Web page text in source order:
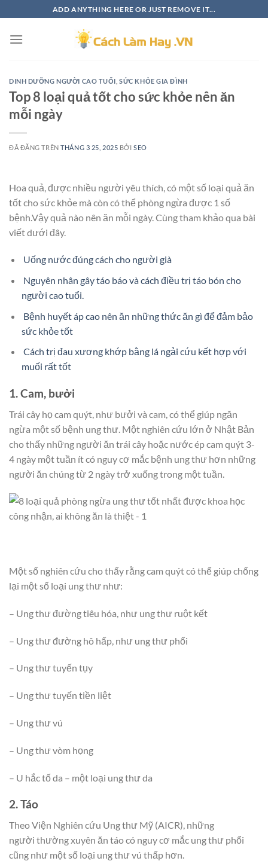
nội
ADD ANYTHING HERE OR JUST REMOVE IT...
DINH DƯỠNG NGƯỜI CAO TUỔI ,SỨC KHỎE GIA ĐÌNH
Top 8 loại quả tốt cho sức khỏe nên ăn
mỗi ngày
ĐÃ ĐĂNG TRÊNTHÁNG 3 25, 2025 BỞISEO
Hoa quả, được nhiều người yêu thích, có một số loại quả ăn
tốt cho sức khỏe mà còn có thể phòng ngừa được 1 số
bệnh.Vậy quả nào nên ăn mỗi ngày. Cùng tham khảo qua bài
viết dưới đây.
Uống nước đúng cách cho người già
Nguyên nhân gây táo báo và cách điều trị táo bón cho
người cao tuổi.
Bệnh huyết áp cao nên ăn những thức ăn gì để đảm bảo
sức khỏe tốt
Cách trị đau xương khớp bằng lá ngải cứu kết hợp với
muối rất tốt
1. Cam, bưởi
Trái cây họ cam quýt, như bưởi và cam, có thể giúp ngăn
ngừa một số bệnh ung thư. Một nghiên cứu lớn ở Nhật Bản
cho thấy những người ăn trái cây hoặc nước ép cam quýt 3-
4 ngày một tuần ít có nguy cơ mắc bệnh ung thư hơn những
người ăn chúng từ 2 ngày trở xuống trong một tuần.
Một số nghiên cứu cho thấy rằng cam quýt có thể giúp chống
lại một số loại ung thư như:
– Ung thư đường tiêu hóa, như ung thư ruột kết
– Ung thư đường hô hấp, như ung thư phổi
– Ung thư tuyến tụy
– Ung thư tuyến tiền liệt
– Ung thư vú
– Ung thư vòm họng
– U hắc tố da – một loại ung thư da
2. Táo
Theo Viện Nghiên cứu Ung thư Mỹ (AICR), những
người thường xuyên ăn táo có nguy cơ mắc ung thư phổi
cũng như một số loại ung thư vú thấp hơn.